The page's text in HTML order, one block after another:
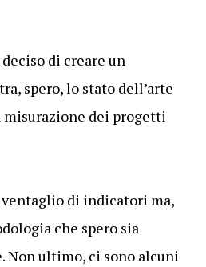
di creare un
spero, lo stato dell’arte
dei progetti
di indicatori ma,
che spero sia
Non ultimo, ci sono alcuni